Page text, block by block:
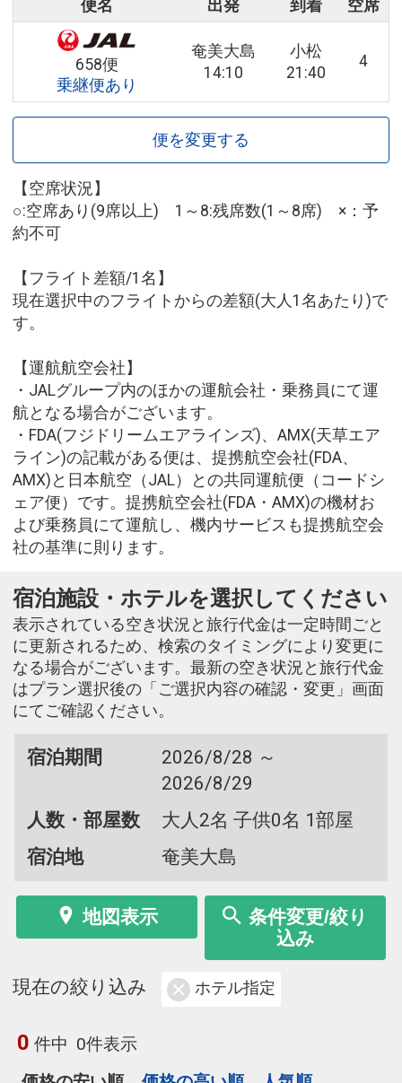
便名 出発 到着 空席
658便
乗継便あり
奄美大島
14:10
小松
21:40
4
便を変更する
【空席状況】
○:空席あり(9席以上) 1～8:残席数(1～8席) ×：予
約不可
【フライト差額/1名】
現在選択中のフライトからの差額(大人1名あたり)で
す。
【運航航空会社】
・JALグループ内のほかの運航会社・乗務員にて運
航となる場合がございます。
・FDA(フジドリームエアラインズ)、AMX(天草エア
ライン)の記載がある便は、提携航空会社(FDA、
AMX)と日本航空（JAL）との共同運航便（コードシ
ェア便）です。提携航空会社(FDA・AMX)の機材お
よび乗務員にて運航し、機内サービスも提携航空会
社の基準に則ります。
宿泊施設・ホテルを選択してください
表示されている空き状況と旅行代金は一定時間ごと
に更新されるため、検索のタイミングにより変更に
なる場合がございます。最新の空き状況と旅行代金
はプラン選択後の「ご選択内容の確認・変更」画面
にてご確認ください。
宿泊期間
2026/8/28 ～
2026/8/29
人数・部屋数
大人2名 子供0名 1部屋
宿泊地
奄美大島
地図表示
条件変更/絞り
込み
現在の絞り込み ホテル指定
0 件中 0件表示